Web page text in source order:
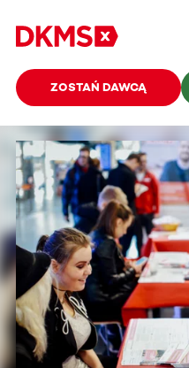
ZOSTAŃ DAWCĄ